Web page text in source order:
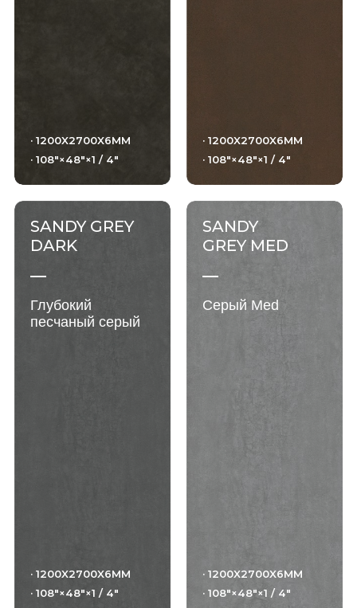
· 1200X2700X6MM
· 108"×48"×1 / 4"
· 1200X2700X6MM
· 108"×48"×1 / 4"
SANDY GREY
DARK
Глубокий
песчаный серый
· 1200X2700X6MM
· 108"×48"×1 / 4"
SANDY
GREY MED
Серый Med
· 1200X2700X6MM
· 108"×48"×1 / 4"